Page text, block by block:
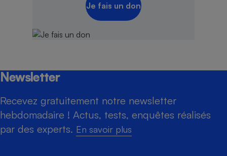
Je fais un don
Newsletter
Recevez gratuitement notre newsletter
hebdomadaire ! Actus, tests, enquêtes réalisés
par des experts. En savoir plus